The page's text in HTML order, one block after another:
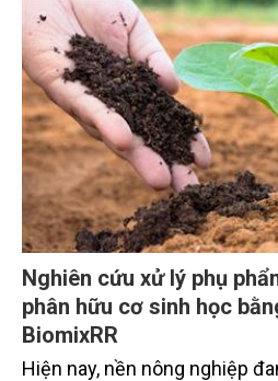
sinh kế của người dân như:
thác mai dương, tràm, chăn
của nó đến vườn quốc gia
nhập này người dân cũng
cực cho VQG như cháy rừng
bắt ong, hoặc ô nhiễm môi
trong quá trình xâm nhập để
nghiên cứu còn sử dụng
dựng bản đồ thể hiện con
vị trí bị người dân khai thác
thường xuyên.
Nghiên cứu xử lý phụ
phân hữu cơ sinh học
BiomixRR
Hiện nay, nền nông nghiệp